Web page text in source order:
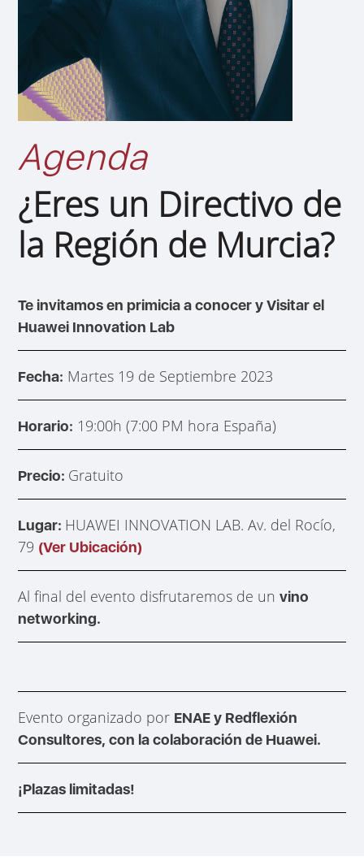
Agenda
¿Eres un Directivo de
la Región de Murcia?
Te invitamos en primicia a conocer y Visitar el
Huawei Innovation Lab
Fecha: Martes 19 de Septiembre 2023
Horario: 19:00h (7:00 PM hora España)
Precio: Gratuito
Lugar: HUAWEI INNOVATION LAB. Av. del Rocío,
79 (Ver Ubicación)
Al final del evento disfrutaremos de unvino
networking.
Evento organizado por ENAE y Redflexión
Consultores, con la colaboración de Huawei.
¡Plazas limitadas!